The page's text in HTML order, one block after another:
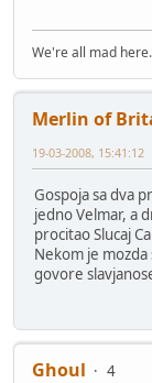
We're all mad here.
Merlin of
19-03-2008, 15:41:12
Gospoja sa dva
jedno Velmar, a
procitao Slucaj
Nekom je
govore
Ghoul
4